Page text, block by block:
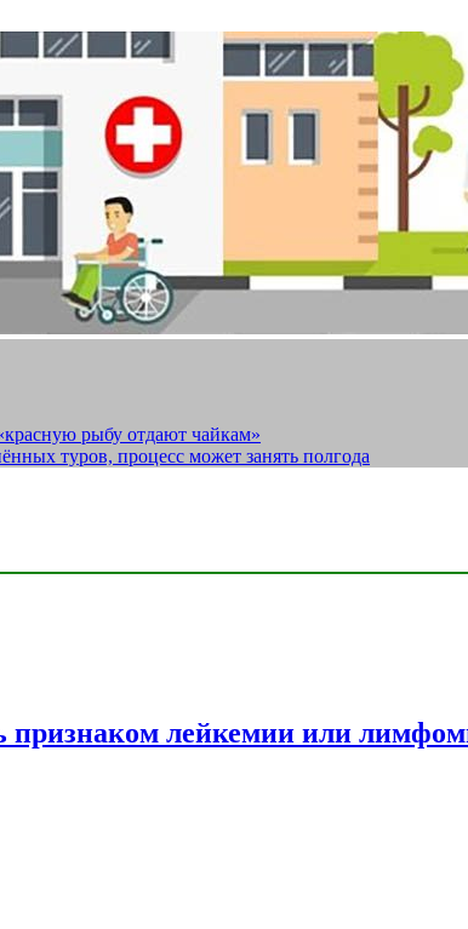
рыбу отдают чайкам»
туров, процесс может занять полгода
признаком лейкемии или